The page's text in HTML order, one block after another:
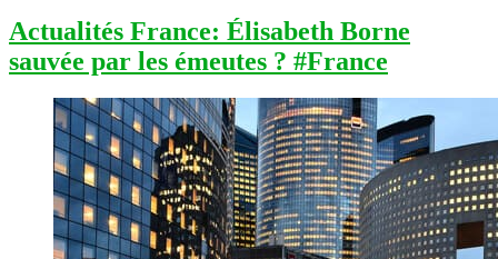
rebiffe
#France »
Actualités France: Élisabeth Borne
sauvée par les émeutes ? #France